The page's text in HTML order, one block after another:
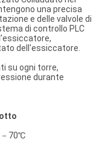
una precisa
e delle valvole di
di controllo PLC
dell'essiccatore.
su ogni torre,
durante
－70℃